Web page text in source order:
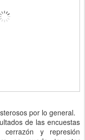
por lo general.
de las encuestas
y represión